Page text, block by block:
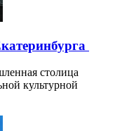
столица
культурной